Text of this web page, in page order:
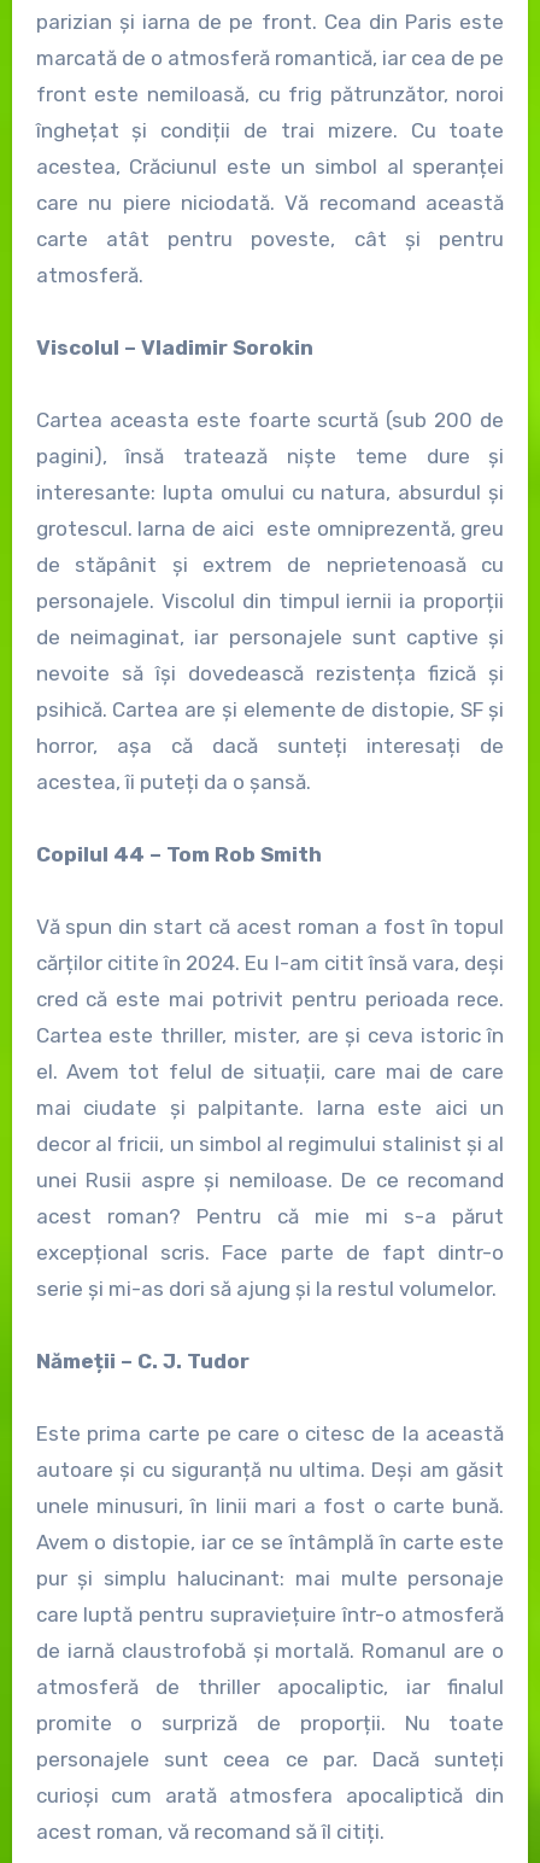
parizian și iarna de pe front. Cea din Paris este
marcată de o atmosferă romantică, iar cea de pe
front este nemiloasă, cu frig pătrunzător, noroi
înghețat și condiții de trai mizere. Cu toate
acestea, Crăciunul este un simbol al speranței
care nu piere niciodată. Vă recomand această
carte atât pentru poveste, cât și pentru
atmosferă.
Viscolul – Vladimir Sorokin
Cartea aceasta este foarte scurtă (sub 200 de
pagini), însă tratează niște teme dure și
interesante: lupta omului cu natura, absurdul și
grotescul. Iarna de aici este omniprezentă, greu
de stăpânit și extrem de neprietenoasă cu
personajele. Viscolul din timpul iernii ia proporții
de neimaginat, iar personajele sunt captive și
nevoite să își dovedească rezistența fizică și
psihică. Cartea are și elemente de distopie, SF și
horror, așa că dacă sunteți interesați de
acestea, îi puteți da o șansă.
Copilul 44 – Tom Rob Smith
Vă spun din start că acest roman a fost în topul
cărților citite în 2024. Eu l-am citit însă vara, deși
cred că este mai potrivit pentru perioada rece.
Cartea este thriller, mister, are și ceva istoric în
el. Avem tot felul de situații, care mai de care
mai ciudate și palpitante. Iarna este aici un
decor al fricii, un simbol al regimului stalinist și al
unei Rusii aspre și nemiloase. De ce recomand
acest roman? Pentru că mie mi s-a părut
excepțional scris. Face parte de fapt dintr-o
serie și mi-as dori să ajung și la restul volumelor.
Nămeții – C. J. Tudor
Este prima carte pe care o citesc de la această
autoare și cu siguranță nu ultima. Deși am găsit
unele minusuri, în linii mari a fost o carte bună.
Avem o distopie, iar ce se întâmplă în carte este
pur și simplu halucinant: mai multe personaje
care luptă pentru supraviețuire într-o atmosferă
de iarnă claustrofobă și mortală. Romanul are o
atmosferă de thriller apocaliptic, iar finalul
promite o surpriză de proporții. Nu toate
personajele sunt ceea ce par. Dacă sunteți
curioși cum arată atmosfera apocaliptică din
acest roman, vă recomand să îl citiți.